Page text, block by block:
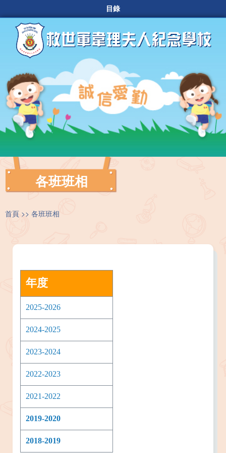
目錄
各班班相
首頁 各班班相
年度
2025-2026
2024-2025
2023-2024
2022-2023
2021-2022
2019-2020
2018-2019